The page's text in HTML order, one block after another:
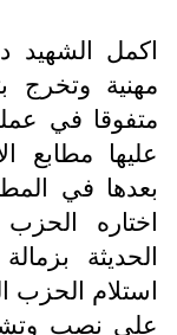
اكمل الشهيد
مهنية وتخرج
متفوقا في
عليها مطابع
بعدها في
اختاره الحزب
الحديثة
استلام الحزب
على نصب